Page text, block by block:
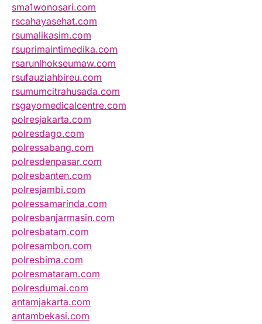
sma1wonosari.com
rscahayasehat.com
rsumalikasim.com
rsuprimaintimedika.com
rsarunlhokseumaw.com
rsufauziahbireu.com
rsumumcitrahusada.com
rsgayomedicalcentre.com
polresjakarta.com
polresdago.com
polressabang.com
polresdenpasar.com
polresbanten.com
polresjambi.com
polressamarinda.com
polresbanjarmasin.com
polresbatam.com
polresambon.com
polresbima.com
polresmataram.com
polresdumai.com
antamjakarta.com
antambekasi.com